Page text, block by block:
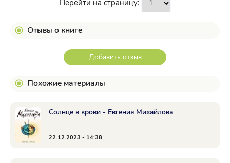
Перейти на страницу:
Отывы о книге
Добавить отзыв
Похожие материалы
Солнце в крови - Евгения Михайлова
22.12.2023 - 14:38